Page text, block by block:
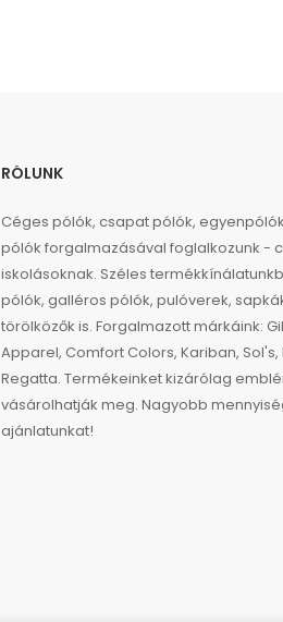
RÓLUNK
Céges pólók, csapat pólók,
pólók forgalmazásával foglalkozunk -
iskolásoknak. Széles
pólók, galléros pólók, pulóverek,
törölközők is. Forgalmazott márkáink:
Apparel, Comfort Colors, Kariban, Sol's,
Regatta. Termékeinket kizárólag
vásárolhatják meg. Nagyobb
ajánlatunkat!